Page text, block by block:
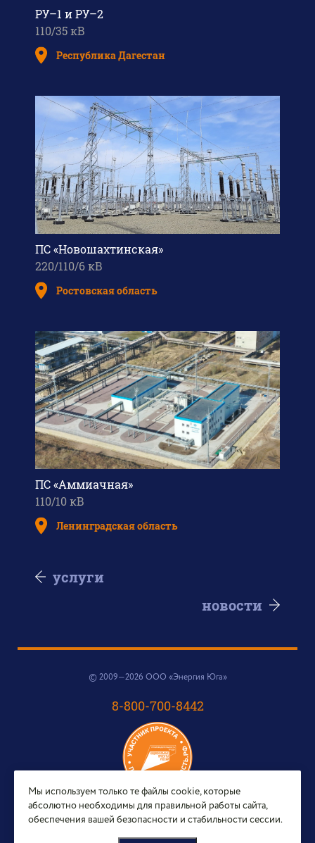
РУ–1 и РУ–2
110/35 кВ
Республика Дагестан
ПС «Новошахтинская»
220/110/6 кВ
Ростовская область
ПС «Аммиачная»
110/10 кВ
Ленинградская область
услуги
новости
© 2009—2026 ООО «Энергия Юга»
8-800-700-8442
e-mail:
sales@energy-yug.ru
Мы используем только те файлы cookie, которые
абсолютно необходимы для правильной работы сайта,
обеспечения вашей безопасности и стабильности сессии.